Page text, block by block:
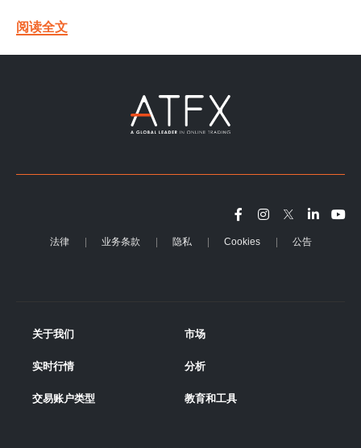
阅读全文
法律 业务条款 隐私 Cookies 公告
关于我们 市场
实时行情 分析
交易账户类型 教育和工具